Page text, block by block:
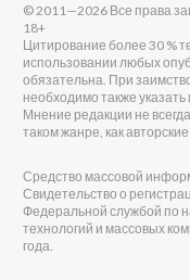
© 2011—2026 Все права
18+
Цитирование более 30 %
использовании любых
обязательна. При
необходимо также
Мнение редакции не
таком жанре, как авторские
Средство массовой
Свидетельство о
Федеральной службой по
технологий и массовых
года.